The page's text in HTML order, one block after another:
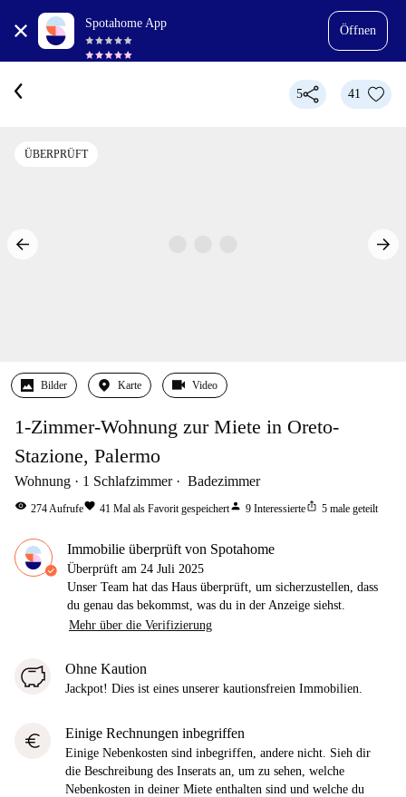
Spotahome App
Öffnen
5 41
ÜBERPRÜFT
Bilder Karte Video
1-Zimmer-Wohnung zur Miete in Oreto-
Stazione, Palermo
Wohnung 1 Schlafzimmer Badezimmer
visibility 274Aufrufefavorite 41 Mal als Favorit gespeichertperson 9 Interessierteios_share 5 male geteilt
Immobilie überprüft von Spotahome
Überprüft am 24 Juli 2025
Unser Team hat das Haus überprüft, um sicherzustellen, dass
du genau das bekommst, was du in der Anzeige siehst.
Mehr über die Verifizierung
Ohne Kaution
Jackpot! Dies ist eines unserer kautionsfreien Immobilien.
euro Einige Rechnungen inbegriffen
Einige Nebenkosten sind inbegriffen, andere nicht. Sieh dir
die Beschreibung des Inserats an, um zu sehen, welche
Nebenkosten in deiner Miete enthalten sind und welche du